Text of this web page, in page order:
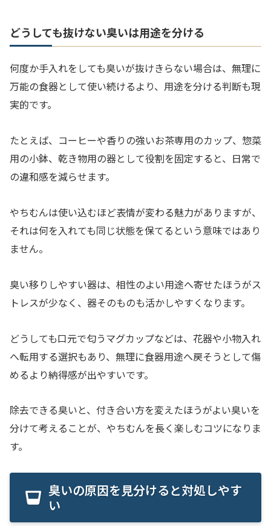
どうしても抜けない臭いは用途を分ける
何度か手入れをしても臭いが抜けきらない場合は、無理に
万能の食器として使い続けるより、用途を分ける判断も現
実的です。
たとえば、コーヒーや香りの強いお茶専用のカップ、惣菜
用の小鉢、乾き物用の器として役割を固定すると、日常で
の違和感を減らせます。
やちむんは使い込むほど表情が変わる魅力がありますが、
それは何を入れても同じ状態を保てるという意味ではあり
ません。
臭い移りしやすい器は、相性のよい用途へ寄せたほうがス
トレスが少なく、器そのものも活かしやすくなります。
どうしても口元で匂うマグカップなどは、花器や小物入れ
へ転用する選択もあり、無理に食器用途へ戻そうとして傷
めるより納得感が出やすいです。
除去できる臭いと、付き合い方を変えたほうがよい臭いを
分けて考えることが、やちむんを長く楽しむコツになりま
す。
臭いの原因を見分けると対処しやす
い